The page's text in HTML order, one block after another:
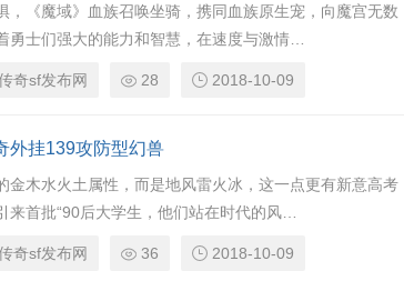
，《魔域》血族召唤坐骑，携同血族原生宠，向魔宫无数
勇士们强大的能力和智慧，在速度与激情…
奇sf发布网 28 2018-10-09
外挂139攻防型幻兽
金木水火土属性，而是地风雷火冰，这一点更有新意高考
来首批“90后大学生，他们站在时代的风…
奇sf发布网 36 2018-10-09